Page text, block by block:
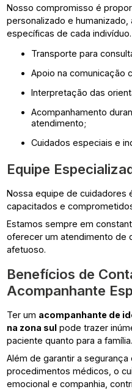
Nosso compromisso é
personalizado e
específicas de cada indivíduo.
Transporte para
Apoio na
Interpretação das
Acompanhamento durante todo o processo de
atendimento;
Cuidados especiais e
Equipe
Nossa equipe de cuidadores
capacitados e
Estamos sempre em
oferecer um atendimento de
afetuoso.
Benefícios de
Acompanhante
Ter um acompanhante de
na zona sul pode trazer
paciente quanto para a família.
Além de garantir a
procedimentos médicos, o
emocional e companhia,